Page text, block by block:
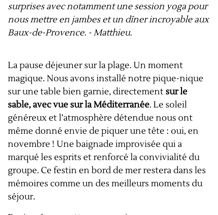
surprises avec notamment une session yoga pour
nous mettre en jambes et un dîner incroyable aux
Baux-de-Provence. - Matthieu.
La pause déjeuner sur la plage. Un moment
magique. Nous avons installé notre pique-nique
sur une table bien garnie, directement sur le
sable, avec vue sur la Méditerranée. Le soleil
généreux et l’atmosphère détendue nous ont
même donné envie de piquer une tête : oui, en
novembre ! Une baignade improvisée qui a
marqué les esprits et renforcé la convivialité du
groupe. Ce festin en bord de mer restera dans les
mémoires comme un des meilleurs moments du
séjour.